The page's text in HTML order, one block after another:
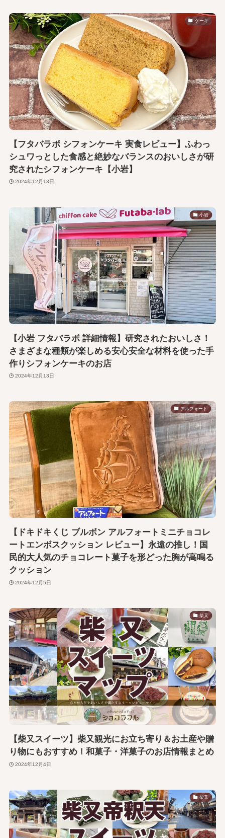
ケーキ
【フタバラボ シフォンケーキ 実食レビュー】ふわっ
シュワっとした食感と絶妙なバランスのおいしさが研
究されたシフォンケーキ【小岩】
2024年12月13日
小岩
【小岩 フタバラボ 詳細情報】研究されたおいしさ！
さまざまな種類が楽しめる安心安全な材料を使った手
作りシフォンケーキのお店
2024年12月13日
アルフォート
【ドキドキくじ ブルボン アルフォートミニチョコレ
ートエンボスクッション レビュー】永遠の推し！国
民的大人気のチョコレート菓子を形どった胸が高鳴る
クッション
2024年12月5日
柴又
【柴又スイーツ】柴又観光にお立ち寄り＆お土産や贈
り物にもおすすめ！和菓子・洋菓子のお店情報まとめ
2024年12月4日
柴又